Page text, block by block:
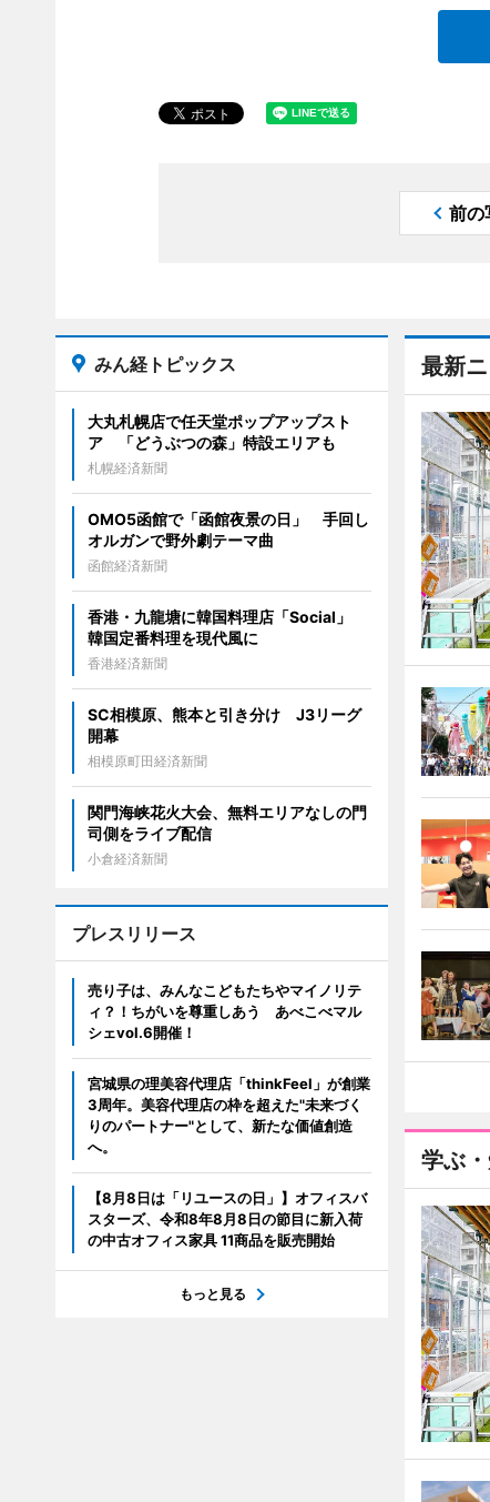
前の
最新
学ぶ
みん経トピックス
大丸札幌店で任天堂ポップアップスト
ア 「どうぶつの森」特設エリアも
札幌経済新聞
OMO5函館で「函館夜景の日」 手回し
オルガンで野外劇テーマ曲
函館経済新聞
香港・九龍塘に韓国料理店「Social」
韓国定番料理を現代風に
香港経済新聞
SC相模原、熊本と引き分け J3リーグ
開幕
相模原町田経済新聞
関門海峡花火大会、無料エリアなしの門
司側をライブ配信
小倉経済新聞
プレスリリース
売り子は、みんなこどもたちやマイノリテ
ィ？！ちがいを尊重しあう あべこべマル
シェvol.6開催！
宮城県の理美容代理店「thinkFeel」が創業
3周年。美容代理店の枠を超えた"未来づく
りのパートナー"として、新たな価値創造
へ。
【8月8日は「リユースの日」】オフィスバ
スターズ、令和8年8月8日の節目に新入荷
の中古オフィス家具 11商品を販売開始
もっと見る